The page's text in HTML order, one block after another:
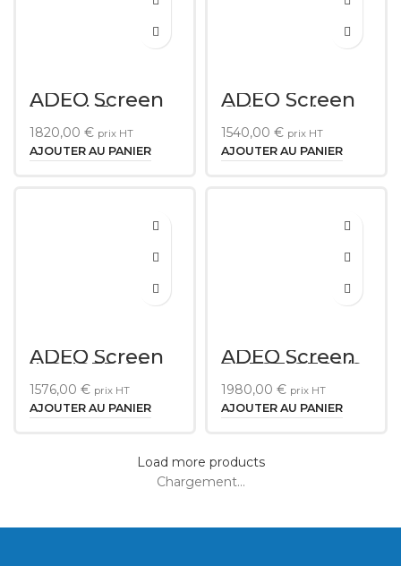
ADEO Screen
Inceel Tensio
Classic Ecran
motorisé
encastré 16/9
bordure
1820,00 € prix HT
AJOUTER AU PANIER
ADEO Screen
ONSuperior
FTS Ecran
motorisé 16/9
bordure
50mm 2m35
1540,00 € prix HT
AJOUTER AU PANIER
ADEO Screen
INSUPERIOR
FTS Ecran
motorisé
encastré 16/9
bordure
1576,00 € prix HT
AJOUTER AU PANIER
ADEO Screen
PRESTIGE 16/9
Velvet 4M
avec LED RGB
1980,00 € prix HT
AJOUTER AU PANIER
Load more products
Chargement...